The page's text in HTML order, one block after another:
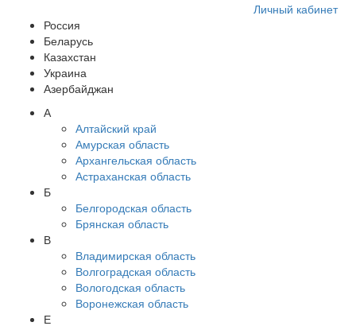
Личный кабинет
Россия
Беларусь
Казахстан
Украина
Азербайджан
А
Алтайский край
Амурская область
Архангельская область
Астраханская область
Б
Белгородская область
Брянская область
В
Владимирская область
Волгоградская область
Вологодская область
Воронежская область
Е